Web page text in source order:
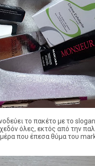
το πακέτο με το
όλες, εκτός από την
που έπεσα θύμα του